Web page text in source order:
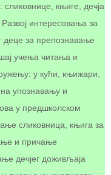
књиге, дечја
интересовања за
деце за препознавање
учења читања и
у кући, књижари,
упознавању и
у предшколском
сликовница, књига за
и причање
дечјег доживљаја